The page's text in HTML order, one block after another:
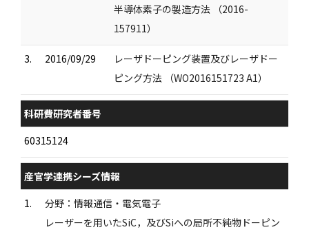
半導体素子の製造方法 （2016-
157911）
3. 2016/09/29
レーザドーピング装置及びレーザドー
ピング方法 （WO2016151723 A1）
科研費研究者番号
60315124
産官学連携シーズ情報
1.
分野：情報通信・電気電子
レーザーを用いたSiC，及びSiへの局所不純物ドーピン